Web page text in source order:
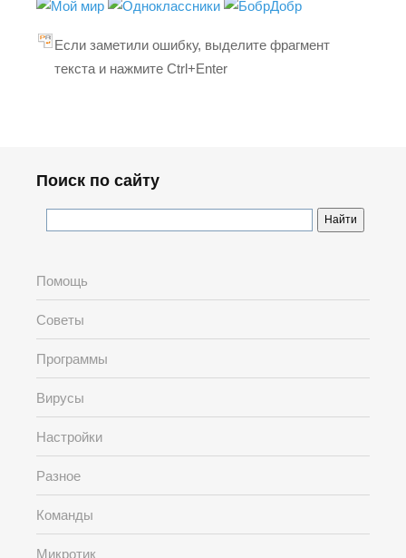
Если заметили ошибку, выделите фрагмент
текста и нажмите Ctrl+Enter
Поиск по сайту
Помощь
Советы
Программы
Вирусы
Настройки
Разное
Команды
Микротик